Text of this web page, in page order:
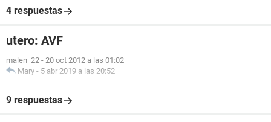
4 respuestas
utero: AVF
malen_22 - 20 oct 2012 a las 01:02
Mary - 5 abr 2019 a las 20:52
9 respuestas